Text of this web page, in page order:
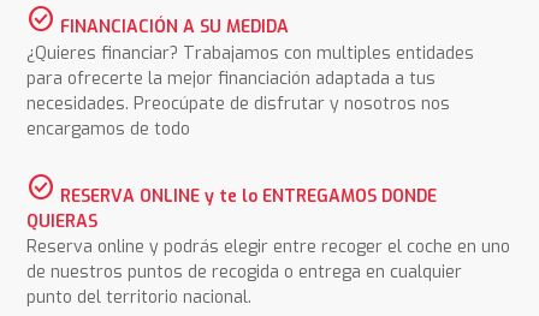
check_circle FINANCIACIÓN A SU MEDIDA
¿Quieres financiar? Trabajamos con multiples entidades
para ofrecerte la mejor financiación adaptada a tus
necesidades. Preocúpate de disfrutar y nosotros nos
encargamos de todo
check_circle RESERVA ONLINE y te lo ENTREGAMOS DONDE
QUIERAS
Reserva online y podrás elegir entre recoger el coche en uno
de nuestros puntos de recogida o entrega en cualquier
punto del territorio nacional.